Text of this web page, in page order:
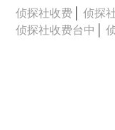
侦探社收费 │侦探
侦探社收费台中
│